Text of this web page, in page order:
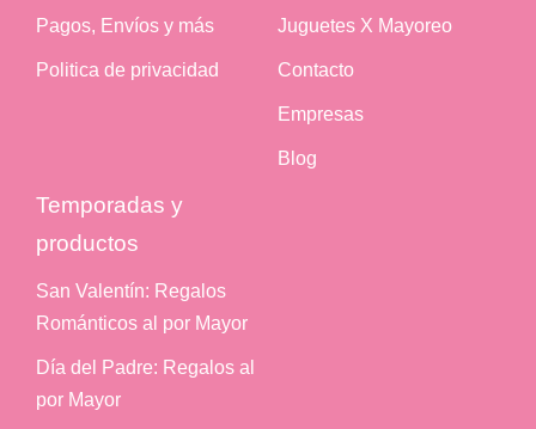
Pagos, Envíos y más
Politica de privacidad
Juguetes X Mayoreo
Contacto
Empresas
Blog
Temporadas y
productos
San Valentín: Regalos
Románticos al por Mayor
Día del Padre: Regalos al
por Mayor